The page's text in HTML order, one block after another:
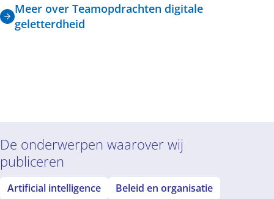
Meer over Teamopdrachten digitale
geletterdheid
De onderwerpen waarover wij
publiceren
Artificial intelligence
Beleid en organisatie